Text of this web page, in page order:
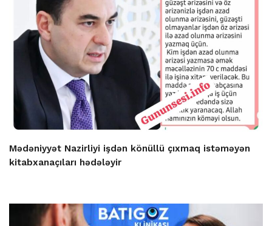
Mədəniyyət Nazirliyi işdən könüllü çıxmaq istəməyən
kitabxanaçıları hədələyir